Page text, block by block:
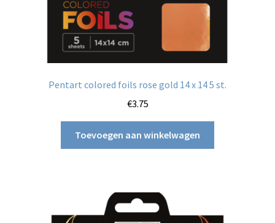
Pentart colored foils rose gold 14 x 14 5 st.
€3.75
Toevoegen aan winkelwagen